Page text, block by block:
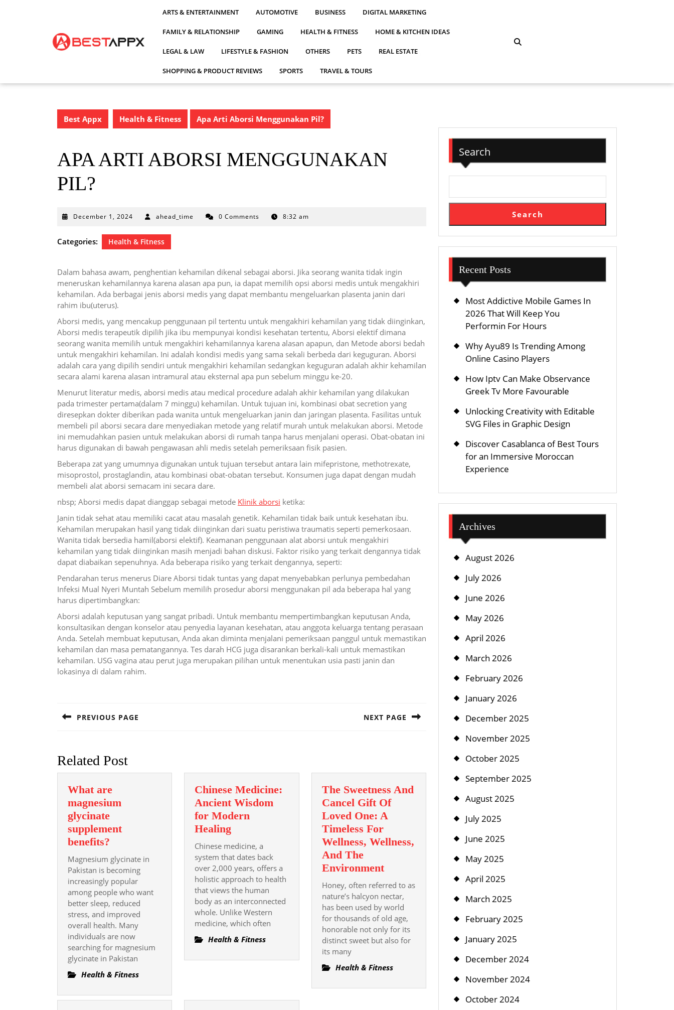
ARTS & ENTERTAINMENT AUTOMOTIVE BUSINESS DIGITAL MARKETING
FAMILY & RELATIONSHIP GAMING HEALTH & FITNESS HOME & KITCHEN IDEAS
LEGAL & LAW LIFESTYLE & FASHION OTHERS PETS REAL ESTATE
SHOPPING & PRODUCT REVIEWS SPORTS TRAVEL & TOURS
Best Appx Health & Fitness Apa Arti Aborsi Menggunakan Pil?
APA ARTI ABORSI MENGGUNAKAN
PIL?
December 1, 2024 December
2024
ahead_time 0 Comments 8:32 am
Categories: Health & Fitness
Dalam bahasa awam, penghentian kehamilan dikenal sebagai aborsi. Jika seorang wanita tidak ingin
meneruskan kehamilannya karena alasan apa pun, ia dapat memilih opsi aborsi medis untuk mengakhiri
kehamilan. Ada berbagai jenis aborsi medis yang dapat membantu mengeluarkan plasenta janin dari
rahim ibu(uterus).
Aborsi medis, yang mencakup penggunaan pil tertentu untuk mengakhiri kehamilan yang tidak diinginkan,
Aborsi medis terapeutik dipilih jika ibu mempunyai kondisi kesehatan tertentu, Aborsi elektif dimana
seorang wanita memilih untuk mengakhiri kehamilannya karena alasan apapun, dan Metode aborsi bedah
untuk mengakhiri kehamilan. Ini adalah kondisi medis yang sama sekali berbeda dari keguguran. Aborsi
adalah cara yang dipilih sendiri untuk mengakhiri kehamilan sedangkan keguguran adalah akhir kehamilan
secara alami karena alasan intramural atau eksternal apa pun sebelum minggu ke-20.
Menurut literatur medis, aborsi medis atau medical procedure adalah akhir kehamilan yang dilakukan
pada trimester pertama(dalam 7 minggu) kehamilan. Untuk tujuan ini, kombinasi obat secretion yang
diresepkan dokter diberikan pada wanita untuk mengeluarkan janin dan jaringan plasenta. Fasilitas untuk
membeli pil aborsi secara dare menyediakan metode yang relatif murah untuk melakukan aborsi. Metode
ini memudahkan pasien untuk melakukan aborsi di rumah tanpa harus menjalani operasi. Obat-obatan ini
harus digunakan di bawah pengawasan ahli medis setelah pemeriksaan fisik pasien.
Beberapa zat yang umumnya digunakan untuk tujuan tersebut antara lain mifepristone, methotrexate,
misoprostol, prostaglandin, atau kombinasi obat-obatan tersebut. Konsumen juga dapat dengan mudah
membeli alat aborsi semacam ini secara dare.
nbsp; Aborsi medis dapat dianggap sebagai metode Klinik aborsi ketika:
Janin tidak sehat atau memiliki cacat atau masalah genetik. Kehamilan tidak baik untuk kesehatan ibu.
Kehamilan merupakan hasil yang tidak diinginkan dari suatu peristiwa traumatis seperti pemerkosaan.
Wanita tidak bersedia hamil(aborsi elektif). Keamanan penggunaan alat aborsi untuk mengakhiri
kehamilan yang tidak diinginkan masih menjadi bahan diskusi. Faktor risiko yang terkait dengannya tidak
dapat diabaikan sepenuhnya. Ada beberapa risiko yang terkait dengannya, seperti:
Pendarahan terus menerus Diare Aborsi tidak tuntas yang dapat menyebabkan perlunya pembedahan
Infeksi Mual Nyeri Muntah Sebelum memilih prosedur aborsi menggunakan pil ada beberapa hal yang
harus dipertimbangkan:
Aborsi adalah keputusan yang sangat pribadi. Untuk membantu mempertimbangkan keputusan Anda,
konsultasikan dengan konselor atau penyedia layanan kesehatan, atau anggota keluarga tentang perasaan
Anda. Setelah membuat keputusan, Anda akan diminta menjalani pemeriksaan panggul untuk memastikan
kehamilan dan masa pematangannya. Tes darah HCG juga disarankan berkali-kali untuk memastikan
kehamilan. USG vagina atau perut juga merupakan pilihan untuk menentukan usia pasti janin dan
lokasinya di dalam rahim.
navigation
PREVIOUS PAGE NEXT PAGE
Related Post
What are
magnesium
glycinate
supplement
benefits?
are
magnesium
glycinate
supplement
benefits?
Magnesium glycinate in
Pakistan is becoming
increasingly popular
among people who want
better sleep, reduced
stress, and improved
overall health. Many
individuals are now
searching for magnesium
glycinate in Pakistan
Health & Fitness
Chinese Medicine:
Ancient Wisdom
for Modern
HealingChinese
Medicine:
Ancient
Wisdom
for
Modern
Healing
Chinese medicine, a
system that dates back
over 2,000 years, offers a
holistic approach to health
that views the human
body as an interconnected
whole. Unlike Western
medicine, which often
Health & Fitness
The Sweetness And
Cancel Gift Of
Loved One: A
Timeless For
Wellness, Wellness,
And The
EnvironmentThe
Sweetness
And
Cancel
Gift
Of
Loved
A
Timeless
Honey, often referred to as
nature’s halcyon nectar,
has been used by world
for thousands of old age,
honorable not only for its
distinct sweet but also for
its many
Health & Fitness
Search
Search
Recent Posts
Most Addictive Mobile Games In
2026 That Will Keep You
Performin For Hours
Why Ayu89 Is Trending Among
Online Casino Players
How Iptv Can Make Observance
Greek Tv More Favourable
Unlocking Creativity with Editable
SVG Files in Graphic Design
Discover Casablanca of Best Tours
for an Immersive Moroccan
Experience
Archives
August 2026
July 2026
June 2026
May 2026
April 2026
March 2026
February 2026
January 2026
December 2025
November 2025
October 2025
September 2025
August 2025
July 2025
June 2025
May 2025
April 2025
March 2025
February 2025
January 2025
December 2024
November 2024
October 2024